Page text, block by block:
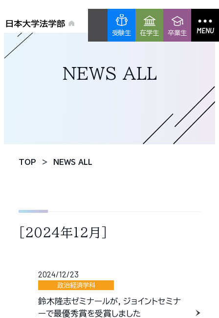
受験生 在学生 卒業生 MENU
NEWS ALL
TOP NEWS ALL
［2024年12月］
2024/12/23
政治経済学科
鈴木隆志ゼミナールが，ジョイントセミナ
ーで最優秀賞を受賞しました